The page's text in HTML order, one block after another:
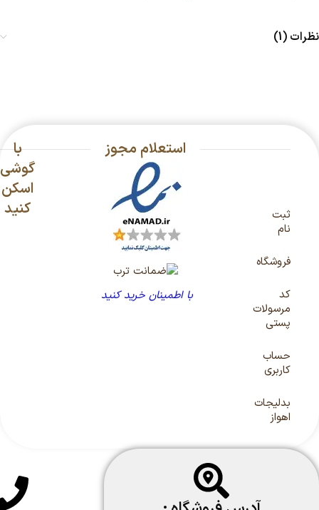
نظرات (1)
ثبت
نام
فروشگاه
کد
مرسولات
پستی
حساب
کاربری
بدلیجات
اهواز
استعلام مجوز
با اطمینان خرید کنید
با
گوشی
اسکن
کنید